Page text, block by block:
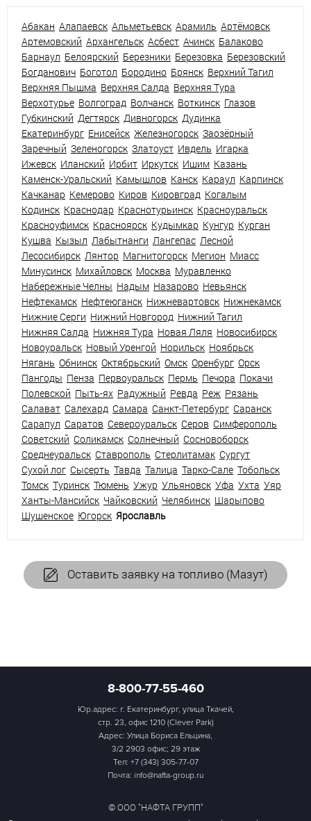
Абакан Алапаевск Альметьевск Арамиль Артёмовск
Артемовский Архангельск Асбест Ачинск Балаково
Барнаул Белоярский Березники Березовка Березовский
Богданович Боготол Бородино Брянск Верхний Тагил
Верхняя Пышма Верхняя Салда Верхняя Тура
Верхотурье Волгоград Волчанск Воткинск Глазов
Губкинский Дегтярск Дивногорск Дудинка
Екатеринбург Енисейск Железногорск Заозёрный
Заречный Зеленогорск Златоуст Ивдель Игарка
Ижевск Иланский Ирбит Иркутск Ишим Казань
Каменск-Уральский Камышлов Канск Караул Карпинск
Качканар Кемерово Киров Кировград Когалым
Кодинск Краснодар Краснотурьинск Красноуральск
Красноуфимск Красноярск Кудымкар Кунгур Курган
Кушва Кызыл Лабытнанги Лангепас Лесной
Лесосибирск Лянтор Магнитогорск Мегион Миасс
Минусинск Михайловск Москва Муравленко
Набережные Челны Надым Назарово Невьянск
Нефтекамск Нефтеюганск Нижневартовск Нижнекамск
Нижние Серги Нижний Новгород Нижний Тагил
Нижняя Салда Нижняя Тура Новая Ляля Новосибирск
Новоуральск Новый Уренгой Норильск Ноябрьск
Нягань Обнинск Октябрьский Омск Оренбург Орск
Пангоды Пенза Первоуральск Пермь Печора Покачи
Полевской Пыть-ях Радужный Ревда Реж Рязань
Салават Салехард Самара Санкт-Петербург Саранск
Сарапул Саратов Североуральск Серов Симферополь
Советский Соликамск Солнечный Сосновоборск
Среднеуральск Ставрополь Стерлитамак Сургут
Сухой лог Сысерть Тавда Талица Тарко-Сале Тобольск
Томск Туринск Тюмень Ужур Ульяновск Уфа Ухта Уяр
Ханты-Мансийск Чайковский Челябинск Шарыпово
Шушенское Югорск Ярославль
Оставить заявку на топливо (Мазут)
8-800-77-55-460
Юр.адрес: г. Екатеринбург, улица Ткачей,
стр. 23, офис 1210 (Clever Park)
Адрес: Улица Бориса Ельцина,
3/2 2903 офис; 29 этаж
Тел: +7 (343) 305-77-07
Почта: info@nafta-group.ru
© ООО "НАФТА ГРУПП"